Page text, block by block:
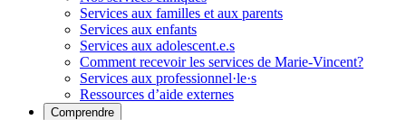
Services aux familles et aux parents
Services aux enfants
Services aux adolescent.e.s
Comment recevoir les services de Marie-Vincent?
Services aux professionnel·le·s
Ressources d’aide externes
Comprendre